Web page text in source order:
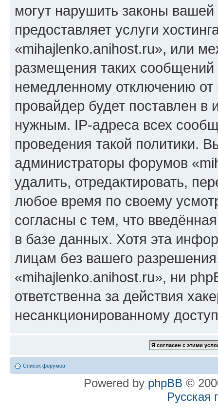
могут нарушить законы
предоставляет услуги
«mihajlenko.anihost.ru», или
размещения таких
немедленному отключению
провайдер будет поставлен в
нужным. IP-адреса всех
проведения такой политики.
администраторы форумов
удалить, отредактировать,
любое время по своему
согласны с тем, что
в базе данных. Хотя эта
лицам без вашего
«mihajlenko.anihost.ru», ни
ответственна за действия
несанкционированному
Список форумов
Powered by phpBB ©
Русская